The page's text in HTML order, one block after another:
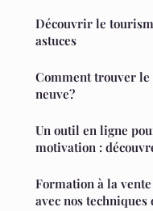
Découvrir le
astuces
Comment trouver
neuve?
Un outil en ligne
motivation :
Formation à la
avec nos